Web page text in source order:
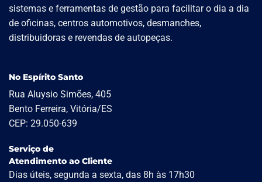
sistemas e ferramentas de gestão para facilitar o dia a dia
de oficinas, centros automotivos, desmanches,
distribuidoras e revendas de autopeças.
No Espírito Santo
Rua Aluysio Simões, 405
Bento Ferreira, Vitória/ES
CEP: 29.050-639
Serviço de
Atendimento ao Cliente
Dias úteis, segunda a sexta, das 8h às 17h30